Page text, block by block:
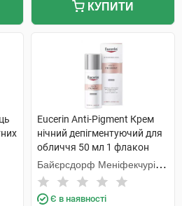
КУПИТИ
Eucerin Anti-Pigment Крем
нічний депігментуючий для
обличчя 50 мл 1 флакон
Байєрсдорф Меніфекчурінг
Познань
Є в наявності